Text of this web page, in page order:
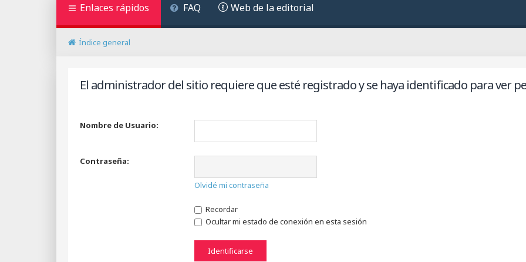
Enlaces rápidos FAQ Web de la editorial
Índice general
El administrador del sitio requiere que esté registrado y se haya identificado para ver
Nombre de Usuario:
Contraseña:
Olvidé mi contraseña
Recordar
Ocultar mi estado de conexión en esta sesión